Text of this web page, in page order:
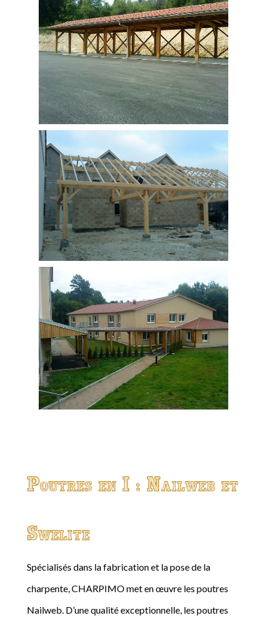
Poutres en I : Nailweb et
Swelite
Spécialisés dans la fabrication et la pose de la
charpente, CHARPIMO met en œuvre les poutres
Nailweb. D’une qualité exceptionnelle, les poutres